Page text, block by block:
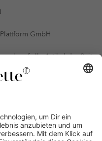
GmbH
auf alle Artikel der Seite
Es gelten die in den AGB
ohne Versandkosten. Bei
abweichen. Die
Verfügbarkeit von
Die Prominenten, die